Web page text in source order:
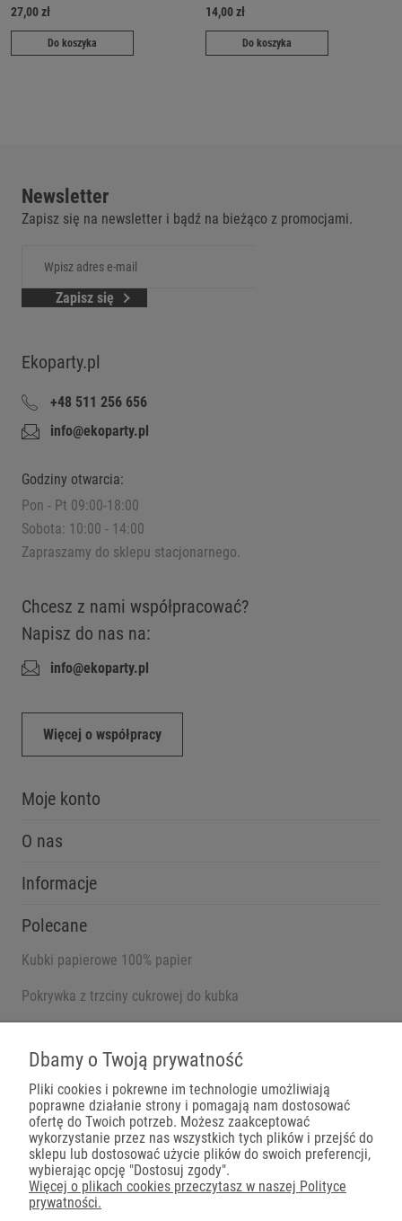
27,00 zł
Do koszyka
14,00 zł
Do koszyka
Newsletter
Zapisz się na newsletter i bądź na bieżąco z promocjami.
Zapisz się
Ekoparty.pl
+48 511 256 656
info@ekoparty.pl
Godziny otwarcia:
Pon - Pt 09:00-18:00
Sobota: 10:00 - 14:00
Zapraszamy do sklepu stacjonarnego.
Chcesz z nami współpracować?
Napisz do nas na:
info@ekoparty.pl
Więcej o współpracy
Moje konto
O nas
Informacje
Polecane
Kubki papierowe 100% papier
Pokrywka z trzciny cukrowej do kubka
Płatności
Dbamy o Twoją prywatność
Pliki cookies i pokrewne im technologie umożliwiają
poprawne działanie strony i pomagają nam dostosować
ofertę do Twoich potrzeb. Możesz zaakceptować
wykorzystanie przez nas wszystkich tych plików i przejść do
sklepu lub dostosować użycie plików do swoich preferencji,
wybierając opcję "Dostosuj zgody".
Więcej o plikach cookies przeczytasz w naszej Polityce
prywatności.